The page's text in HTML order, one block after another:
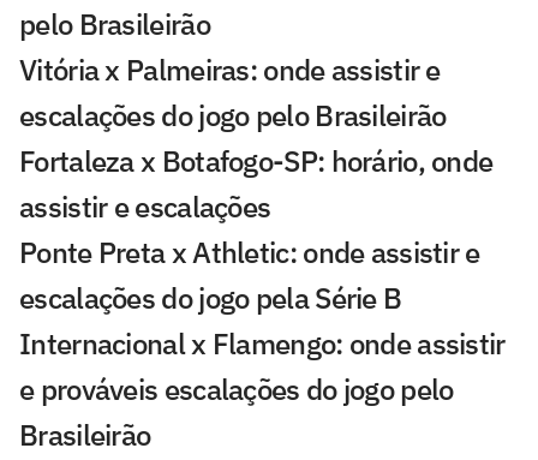
pelo Brasileirão
Vitória x Palmeiras: onde assistir e
escalações do jogo pelo Brasileirão
Fortaleza x Botafogo-SP: horário, onde
assistir e escalações
Ponte Preta x Athletic: onde assistir e
escalações do jogo pela Série B
Internacional x Flamengo: onde assistir
e prováveis escalações do jogo pelo
Brasileirão